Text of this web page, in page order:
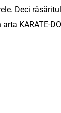
Deci
KARATE-